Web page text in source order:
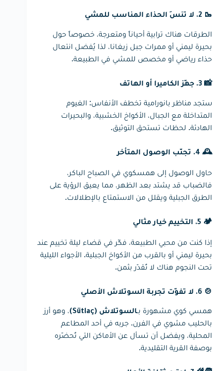
🥾 2. لا تنسَ الحذاء المناسب للمشي
الطرقات هناك ترابية أحياناً ومتعرجة، خصوصاً حول
بحيرة ليمني أو ممرات جبل زيغانا، لذا يُفضل انتعال
حذاء رياضي أو مخصص للمشي في الطبيعة.
📸 3. جهّز الكاميرا أو الهاتف
ستجد مناظر بانورامية تخطف الأنفاس: الغيوم
المتداخلة مع الجبال، الأكواخ الخشبية، والبحيرات
الهادئة. لحظات تستحق التوثيق.
🕰 4. تجنّب الوصول المتأخر
حاول الوصول إلى همسكوي في الصباح الباكر،
فالضباب قد يشتد بعد الظهر، مما يعيق الرؤية على
الطرق الجبلية ويقلل من الاستمتاع بالإطلالات.
🏕 5. التخييم خيار مثالي
إذا كنت من محبي الطبيعة، فكّر في قضاء ليلة تخييم عند
بحيرة ليمني أو بالقرب من الأكواخ الجبلية. الأجواء الليلية
تحت النجوم هناك لا تُقدّر بثمن.
🍲 6. لا تفوّت تجربة السوتلاش الأصلي
همسي كوي مشهورة بـالسوتلاش (Sütlaç)
، وهو أرز
بالحليب مشوي في الفرن. جربه في أحد المطاعم
المحلية، ويفضل أن تسأل عن الأماكن التي تُحضّره
بوصفة القرية التقليدية.